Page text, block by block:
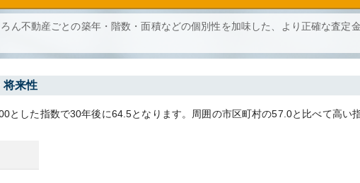
ん不動産ごとの築年・階数・面積などの個別性を加味した、より正確な査定
将来性
とした指数で30年後に64.5となります。 周囲の市区町村の57.0と比べて高い